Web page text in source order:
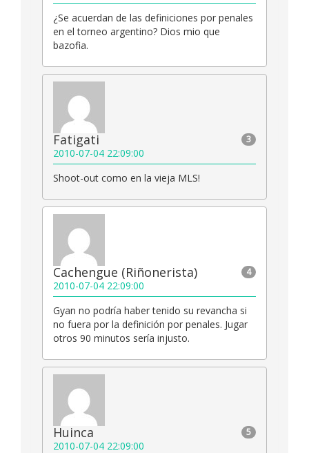
¿Se acuerdan de las definiciones por penales
en el torneo argentino? Dios mio que
bazofia.
3
Fatigati
2010-07-04 22:09:00
Shoot-out como en la vieja MLS!
4
Cachengue (Riñonerista)
2010-07-04 22:09:00
Gyan no podría haber tenido su revancha si
no fuera por la definición por penales. Jugar
otros 90 minutos sería injusto.
5
Huinca
2010-07-04 22:09:00